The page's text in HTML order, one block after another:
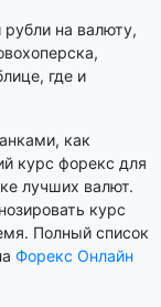
на валюту,
где и
как
курс форекс для
лучших валют.
курс
Полный список
Форекс Онлайн